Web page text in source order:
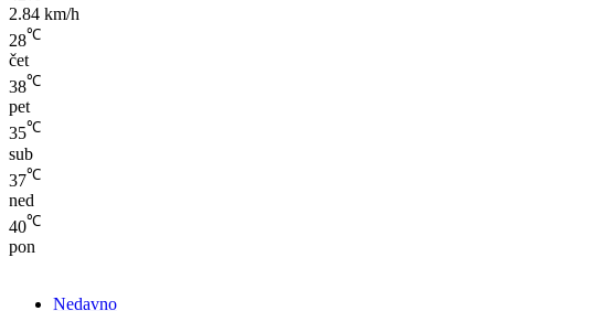
2.84 km/h
28℃
čet
38℃
pet
35℃
sub
37℃
ned
40℃
pon
Nedavno